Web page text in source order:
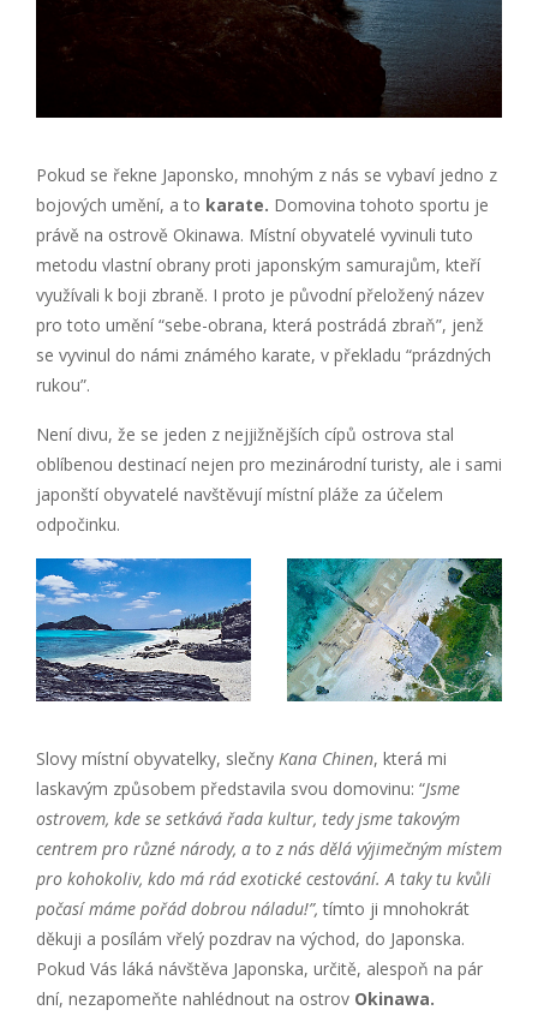
Pokud se řekne Japonsko, mnohým z nás se vybaví jedno z
bojových umění, a to karate. Domovina tohoto sportu je
právě na ostrově Okinawa. Místní obyvatelé vyvinuli tuto
metodu vlastní obrany proti japonským samurajům, kteří
využívali k boji zbraně. I proto je původní přeložený název
pro toto umění “sebe-obrana, která postrádá zbraň”, jenž
se vyvinul do námi známého karate, v překladu “prázdných
rukou”.
Není divu, že se jeden z nejjižnějších cípů ostrova stal
oblíbenou destinací nejen pro mezinárodní turisty, ale i sami
japonští obyvatelé navštěvují místní pláže za účelem
odpočinku.
Slovy místní obyvatelky, slečny Kana Chinen, která mi
laskavým způsobem představila svou domovinu: “Jsme
ostrovem, kde se setkává řada kultur, tedy jsme takovým
centrem pro různé národy, a to z nás dělá výjimečným místem
pro kohokoliv, kdo má rád exotické cestování. A taky tu kvůli
počasí máme pořád dobrou náladu!”,tímto ji mnohokrát
děkuji a posílám vřelý pozdrav na východ, do Japonska.
Pokud Vás láká návštěva Japonska, určitě, alespoň na pár
dní, nezapomeňte nahlédnout na ostrov Okinawa.